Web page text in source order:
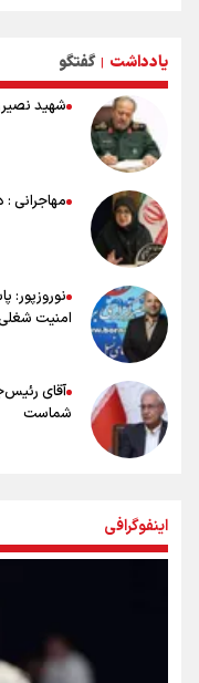
شوک بزرگ برای لیونل مسی!
سخنگوی سپاه: بازگشایی
آمریکاست و ارتباطی به
علت نامگذاری ۱۷ مرداد به عنوان روز خبرنگار چیست؟
ورود مواد آلاینده به
دست رفتن باروری خاک
مروری بر زندگینامه
۱۷ مرداد؛ روز خبرنگار
یادداشت | گفتگو
شهید
مهاجرانی :
نوروزپور:
امنیت
آقای
شماست
بنزین؛
اینفوگرافی